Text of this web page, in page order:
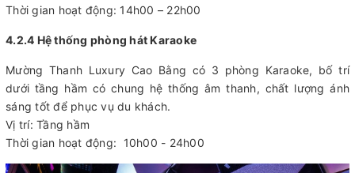
Thời gian hoạt động: 14h00 – 22h00
4.2.4 Hệ thống phòng hát Karaoke
Mường Thanh Luxury Cao Bằng có 3 phòng Karaoke, bố trí
dưới tầng hầm có chung hệ thống âm thanh, chất lượng ánh
sáng tốt để phục vụ du khách.
Vị trí: Tầng hầm
Thời gian hoạt động: 10h00 - 24h00